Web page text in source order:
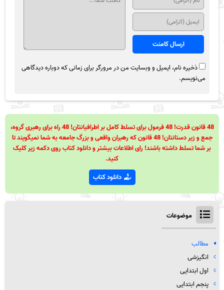
ذخیره نام، ایمیل و وبسایت من در مرورگر برای زمانی که دوباره دیدگاهی
می‌نویسم.
48 قانون قدرت! 48 فرمول برای تسلط کامل بر اطرافیانتان! 48 راه برای رهبری گروه،
جمع و زیر دستانتان! 48 قانون که رهبران واقعی و بزرگ جامعه به شما نمیگویند تا
بر شما تسلط داشته باشند! رای اطلاعات بیشتر و دانلود کتاب روی دکمه زیر کلیک
کنید.
دانلود کتاب
موضوعات
مطالب
انگیزشی
اول ابتدایی
پنجم ابتدایی